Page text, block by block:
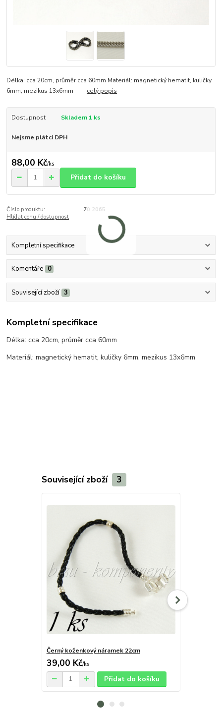
Délka: cca 20cm, průměr cca 60mm Materiál: magnetický hematit, kuličky
6mm, mezikus 13x6mm celý popis
Dostupnost Skladem 1 ks
Nejsme plátci DPH
88,00 Kč/ks
Přidat do košíku
Číslo produktu:
70 2065
Hlídat cenu / dostupnost
Kompletní specifikace
Komentáře 0
Související zboží 3
Kompletní specifikace
Délka: cca 20cm, průměr cca 60mm
Materiál: magnetický hematit, kuličky 6mm, mezikus 13x6mm
Související zboží 3
Černý koženkový náramek 22cm
39,00 Kč/ks
Přidat do košíku